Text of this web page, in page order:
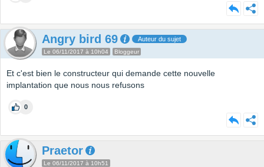
Angry bird 69 Auteur du sujet
Le 06/11/2017 à 10h04 Bloggeur
Et c'est bien le constructeur qui demande cette nouvelle
implantation que nous nous refusons
0
Praetor
Le 06/11/2017 à 10h51